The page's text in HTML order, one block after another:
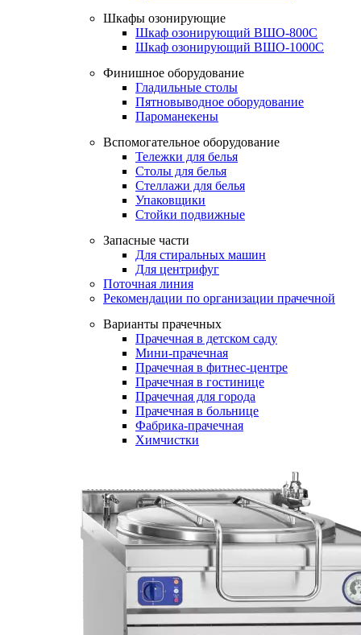
Шкафы озонирующие
Шкаф озонирующий ВШО-800С
Шкаф озонирующий ВШО-1000С
Финишное оборудование
Гладильные столы
Пятновыводное оборудование
Пароманекены
Вспомогательное оборудование
Тележки для белья
Столы для белья
Стеллажи для белья
Упаковщики
Стойки подвижные
Запасные части
Для стиральных машин
Для центрифуг
Поточная линия
Рекомендации по организации прачечной
Варианты прачечных
Прачечная в детском саду
Мини-прачечная
Прачечная в фитнес-центре
Прачечная в гостинице
Прачечная для города
Прачечная в больнице
Фабрика-прачечная
Химчистки